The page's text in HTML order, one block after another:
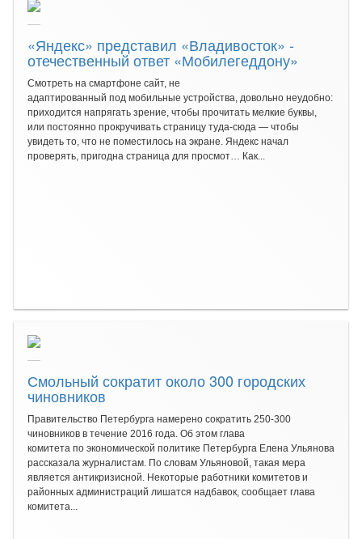
«Яндекс» представил «Владивосток» -
отечественный ответ «Мобилегеддону»
Смотреть на смартфоне сайт, не
адаптированный под мобильные устройства, довольно неудобно:
приходится напрягать зрение, чтобы прочитать мелкие буквы,
или постоянно прокручивать страницу туда-сюда — чтобы
увидеть то, что не поместилось на экране. Яндекс начал
проверять, пригодна страница для просмот… Как...
Смольный сократит около 300 городских
чиновников
Правительство Петербурга намерено сократить 250-300
чиновников в течение 2016 года. Об этом глава
комитета по экономической политике Петербурга Елена Ульянова
рассказала журналистам. По словам Ульяновой, такая мера
является антикризисной. Некоторые работники комитетов и
районных администраций лишатся надбавок, сообщает глава
комитета...